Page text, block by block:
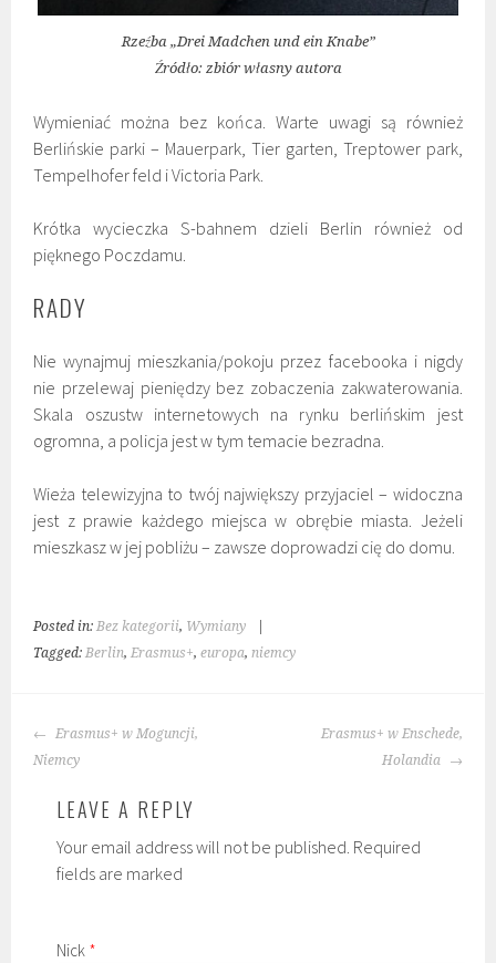
Rzeźba „Drei Madchen und ein Knabe”
Źródło: zbiór własny autora
Wymieniać można bez końca. Warte uwagi są również
Berlińskie parki – Mauerpark, Tier garten, Treptower park,
Tempelhofer feld i Victoria Park.
Krótka wycieczka S-bahnem dzieli Berlin również od
pięknego Poczdamu.
RADY
Nie wynajmuj mieszkania/pokoju przez facebooka i nigdy
nie przelewaj pieniędzy bez zobaczenia zakwaterowania.
Skala oszustw internetowych na rynku berlińskim jest
ogromna, a policja jest w tym temacie bezradna.
Wieża telewizyjna to twój największy przyjaciel – widoczna
jest z prawie każdego miejsca w obrębie miasta. Jeżeli
mieszkasz w jej pobliżu – zawsze doprowadzi cię do domu.
Posted in:Bez kategorii, Wymiany
Tagged:Berlin,Erasmus+,europa,niemcy
POST
NAVIGATION
Erasmus+ w Moguncji,
Niemcy
Erasmus+ w Enschede,
Holandia
LEAVE A REPLY
Your email address will not be published. Required
fields are marked
Nick *